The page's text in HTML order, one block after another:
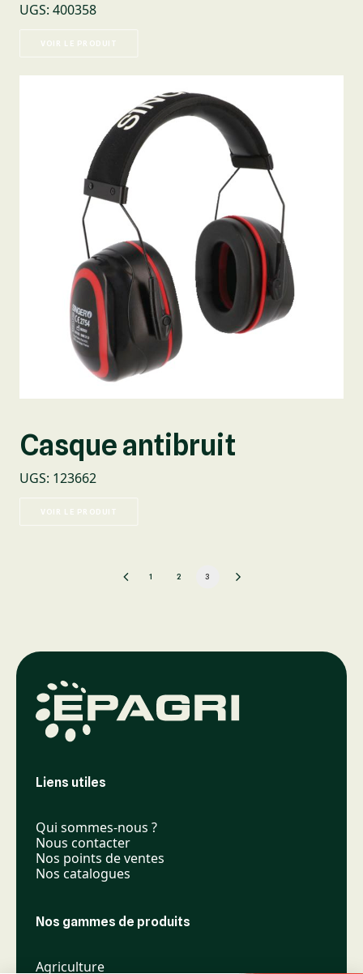
UGS: 400358
VOIR LE PRODUIT
Casque antibruit
UGS: 123662
VOIR LE PRODUIT
1 2 3
Liens utiles
Qui sommes-nous ?
Nous contacter
Nos points de ventes
Nos catalogues
Nos gammes de produits
Agriculture